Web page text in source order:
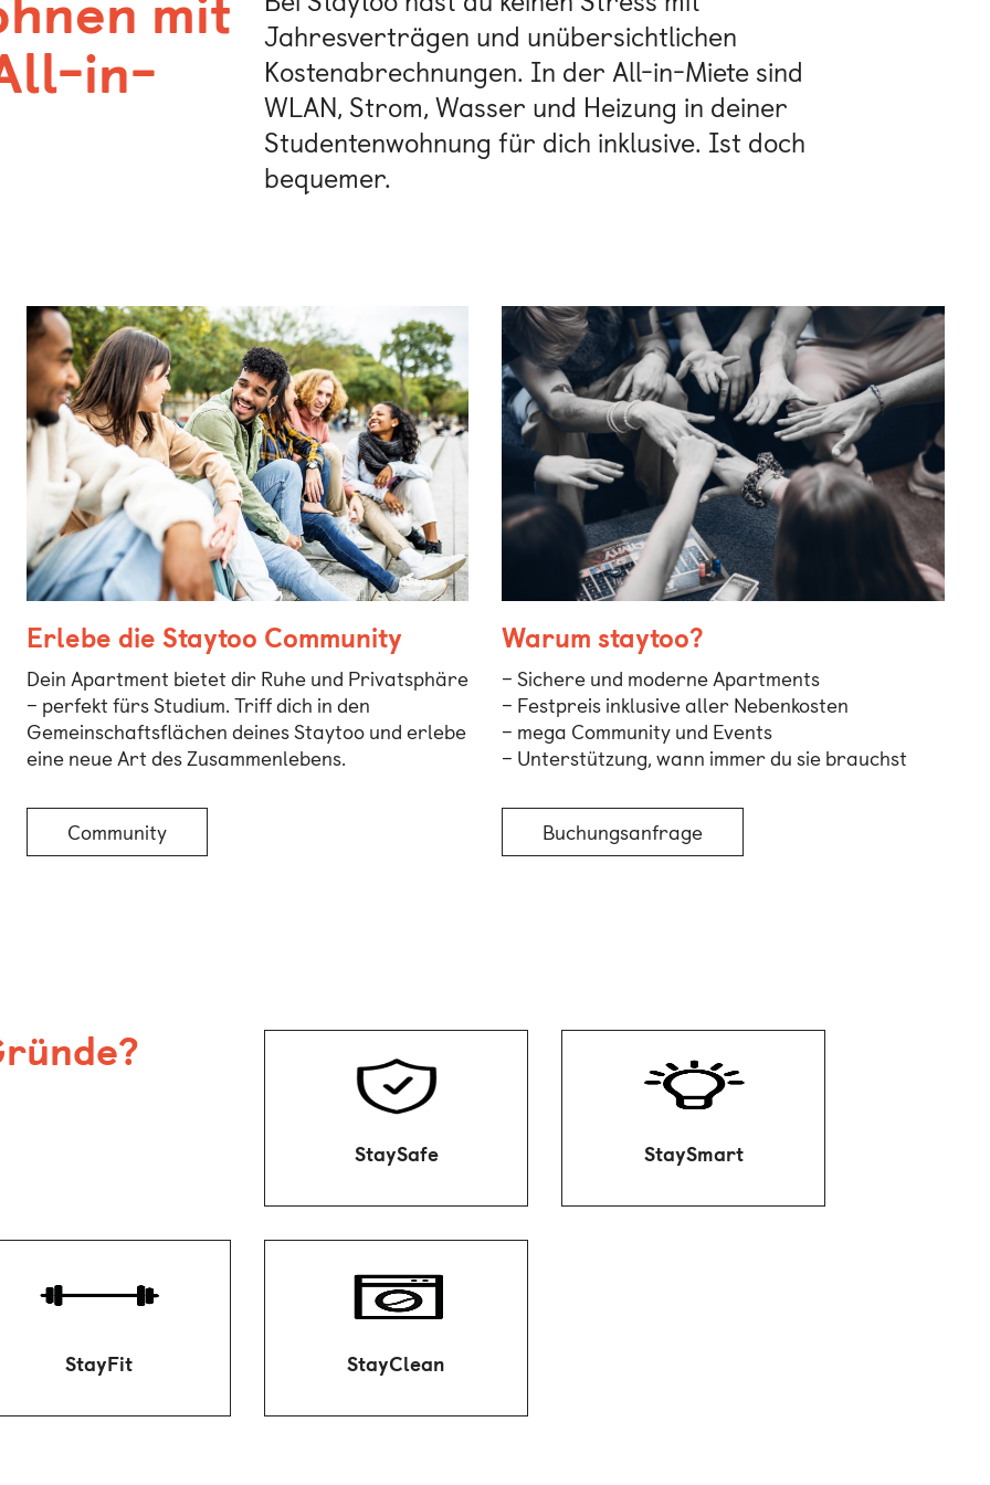
mit
in-
Jahresverträgen und unübersichtlichen
Kostenabrechnungen. In der All-in-Miete sind
WLAN, Strom, Wasser und Heizung in deiner
Studentenwohnung für dich inklusive. Ist doch
bequemer.
Erlebe die Staytoo Community
Dein Apartment bietet dir Ruhe und Privatsphäre
– perfekt fürs Studium. Triff dich in den
Gemeinschaftsflächen deines Staytoo und erlebe
eine neue Art des Zusammenlebens.
Community
Warum staytoo?
– Sichere und moderne Apartments
– Festpreis inklusive aller Nebenkosten
– mega Community und Events
– Unterstützung, wann immer du sie brauchst
Buchungsanfrage
StaySafe
Bei Staytoo sorgen
moderne Schließsysteme
und Videoanlagen im
deinen Schutz.
StaySmart
Behalte deine Kosten fest
im Griff, denn bei uns
All-inklusive-Festpreis.
StayFit
Geld fürs Fitness-
Haus, ohne Extrakosten.
StayClean
Schön sauber bleiben – bei
Staytoo findest du
Haus.